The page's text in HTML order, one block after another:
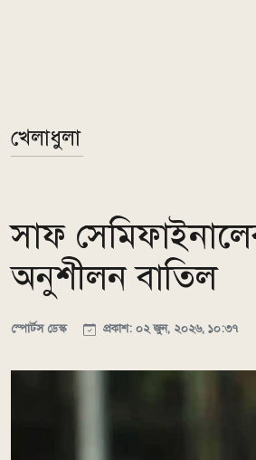
খেলাধুলা
সাফ
অনুশীলন বাতিল
স্পোর্টস ডেস্ক প্রকাশ: ০২ জুন, ২০২৬, ১০:৩৭